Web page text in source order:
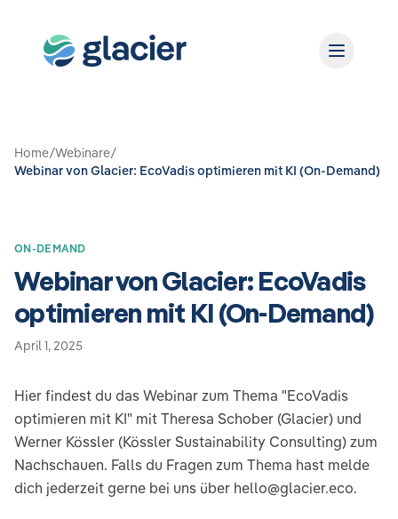
Home/Webinare/
Webinar von Glacier: EcoVadis optimieren mit KI (On-Demand)
ON-DEMAND
Webinar von Glacier: EcoVadis
optimieren mit KI (On-Demand)
April 1, 2025
Hier findest du das Webinar zum Thema "EcoVadis
optimieren mit KI" mit Theresa Schober (Glacier) und
Werner Kössler (Kössler Sustainability Consulting) zum
Nachschauen. Falls du Fragen zum Thema hast melde
dich jederzeit gerne bei uns über hello@glacier.eco.